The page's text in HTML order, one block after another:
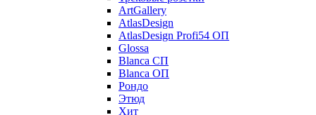
ArtGallery
AtlasDesign
AtlasDesign Profi54 ОП
Glossa
Blanca СП
Blanca ОП
Рондо
Этюд
Хит